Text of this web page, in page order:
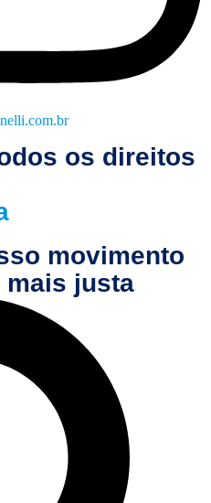
os direitos
movimento
mais justa